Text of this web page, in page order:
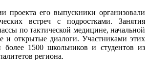
проекта его выпускники организовали
встреч с подростками. Занятия
по тактической медицине, начальной
и открытые диалоги. Участниками этих
более 1500 школьников и студентов из
региона.